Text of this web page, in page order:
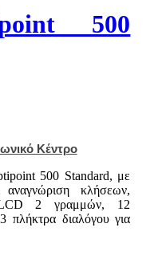
500
Κέντρο
500 Standard, με
αναγνώριση κλήσεων,
LCD 2 γραμμών, 12
πλήκτρα διαλόγου για